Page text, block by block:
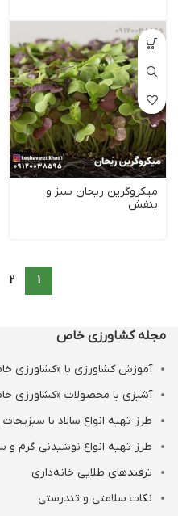
میکروگرین ریحان سبز و
بنفش
1
2
مجله کشاورزی خاص
آموزش کشاورزی با «کشاورزی
آشپزی با محصولات «کشاورزی
طرز تهیه انواع سالاد با سبزیجات
طرز تهیه انواع نوشیدنی‌ گرم و
ترفندهای طلایی خانه‌داری
نکات سلامتی و تندرستی